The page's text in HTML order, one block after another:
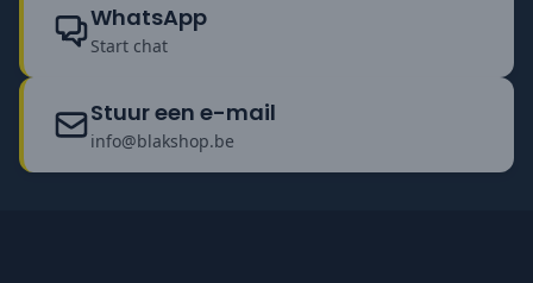
WhatsApp
Start chat
Stuur een e-mail
info@blakshop.be